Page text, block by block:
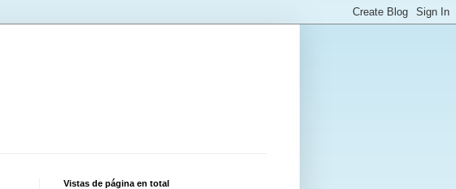
Vistas de página en total